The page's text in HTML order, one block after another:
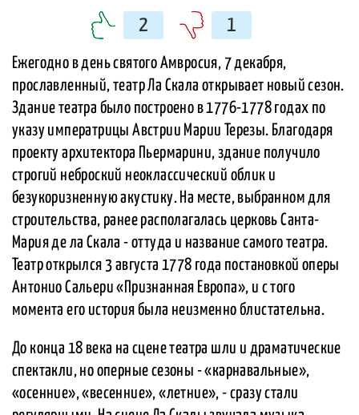
2 1
Ежегодно в день святого Амвросия, 7 декабря,
прославленный, театр Ла Скала открывает новый сезон.
Здание театра было построено в 1776-1778 годах по
указу императрицы Австрии Марии Терезы. Благодаря
проекту архитектора Пьермарини, здание получило
строгий неброский неоклассический облик и
безукоризненную акустику. На месте, выбранном для
строительства, ранее располагалась церковь Санта-
Мария де ла Скала - оттуда и название самого театра.
Театр открылся 3 августа 1778 года постановкой оперы
Антонио Сальери «Признанная Европа», и с того
момента его история была неизменно блистательна.
До конца 18 века на сцене театра шли и драматические
спектакли, но оперные сезоны - «карнавальные»,
«осенние», «весенние», «летние», - сразу стали